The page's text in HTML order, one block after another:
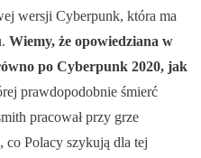
wersji Cyberpunk, która ma
Wiemy, że opowiedziana w
po Cyberpunk 2020, jak
prawdopodobnie śmierć
pracował przy grze
co Polacy szykują dla tej